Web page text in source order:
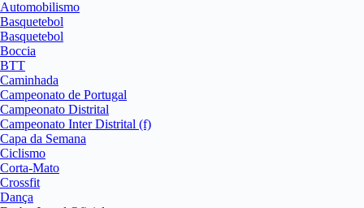
Automobilismo
Basquetebol
Basquetebol
Boccia
BTT
Caminhada
Campeonato de Portugal
Campeonato Distrital
Campeonato Inter Distrital (f)
Capa da Semana
Ciclismo
Corta-Mato
Crossfit
Dança